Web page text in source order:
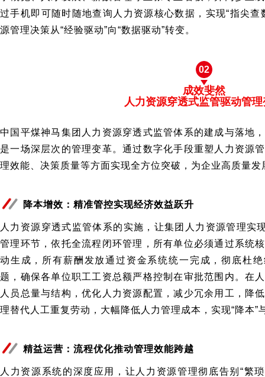
过手机即可随时随地查询人力资源核心数据，实现“指尖
源管理决策从“经验驱动”向“数据驱动”转变。
02
成效斐然
人力资源穿透式监管驱动管
中国平煤神马集团人力资源穿透式监管体系的建成与落地
是一场深层次的管理变革。通过数字化手段重塑人力资源
理效能、决策质量等方面实现全方位突破，为企业高质量发
降本增效：精准管控实现经济效益跃升
人力资源穿透式监管体系的实施，让集团人力资源管理实
管理环节，依托全流程闭环管理，所有单位必须通过系统
动生成，所有薪酬发放通过资金系统统一完成，彻底杜
题，确保各单位职工工资总额严格控制在审批范围内。在
人员总量与结构，优化人力资源配置，减少冗余用工，降
理替代人工重复劳动，大幅降低人力管理成本，实现“降本”
精益运营：流程优化推动管理效能跨越
人力资源系统的深度应用，让人力资源管理彻底告别“繁